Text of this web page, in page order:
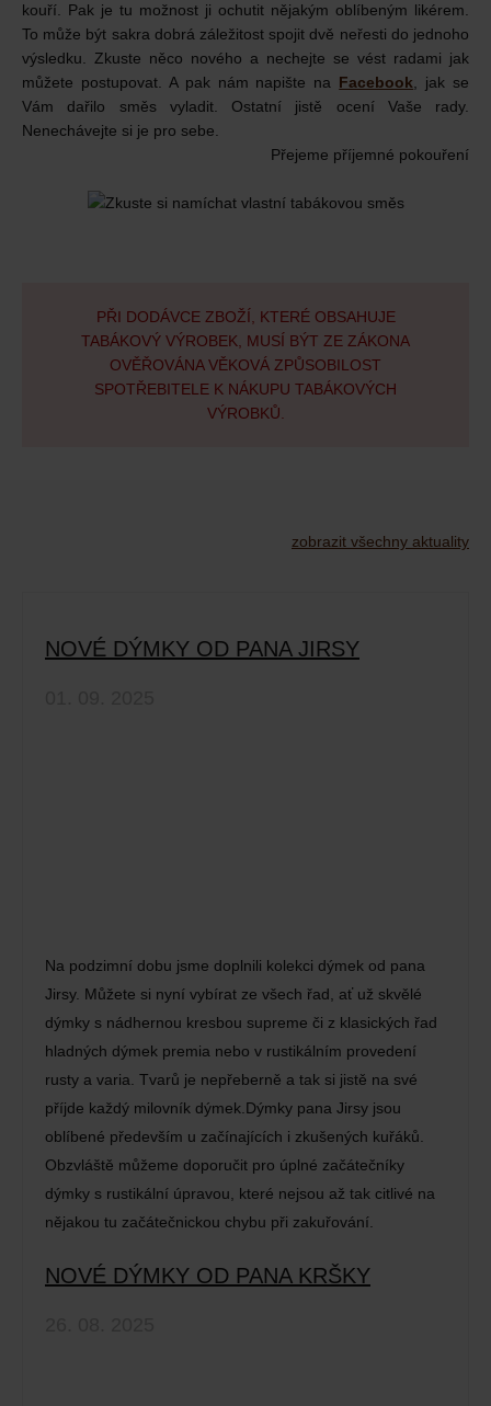
kouří. Pak je tu možnost ji ochutit nějakým oblíbeným likérem.
To může být sakra dobrá záležitost spojit dvě neřesti do jednoho
výsledku. Zkuste něco nového a nechejte se vést radami jak
můžete postupovat. A pak nám napište na Facebook , jak se
Vám dařilo směs vyladit. Ostatní jistě ocení Vaše rady.
Nenechávejte si je pro sebe.
Přejeme příjemné pokouření
PŘI DODÁVCE ZBOŽÍ, KTERÉ OBSAHUJE
TABÁKOVÝ VÝROBEK, MUSÍ BÝT ZE ZÁKONA
OVĚŘOVÁNA VĚKOVÁ ZPŮSOBILOST
SPOTŘEBITELE K NÁKUPU TABÁKOVÝCH
VÝROBKŮ.
zobrazit všechny aktuality
NOVÉ DÝMKY OD PANA JIRSY
Na podzimní dobu jsme doplnili kolekci dýmek od pana
Jirsy. Můžete si nyní vybírat ze všech řad, ať už skvělé
dýmky s nádhernou kresbou supreme či z klasických řad
hladných dýmek premia nebo v rustikálním provedení
rusty a varia. Tvarů je nepřeberně a tak si jistě na své
příjde každý milovník dýmek.Dýmky pana Jirsy jsou
oblíbené především u začínajících i zkušených kuřáků.
Obzvláště můžeme doporučit pro úplné začátečníky
dýmky s rustikální úpravou, které nejsou až tak citlivé na
nějakou tu začátečnickou chybu při zakuřování.
NOVÉ DÝMKY OD PANA KRŠKY